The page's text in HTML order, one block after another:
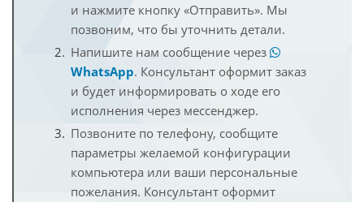
и нажмите кнопку «Отправить». Мы
позвоним, что бы уточнить детали.
Напишите нам сообщение через
WhatsApp. Консультант оформит заказ
и будет информировать о ходе его
исполнения через мессенджер.
Позвоните по телефону, сообщите
параметры желаемой конфигурации
компьютера или ваши персональные
пожелания. Консультант оформит